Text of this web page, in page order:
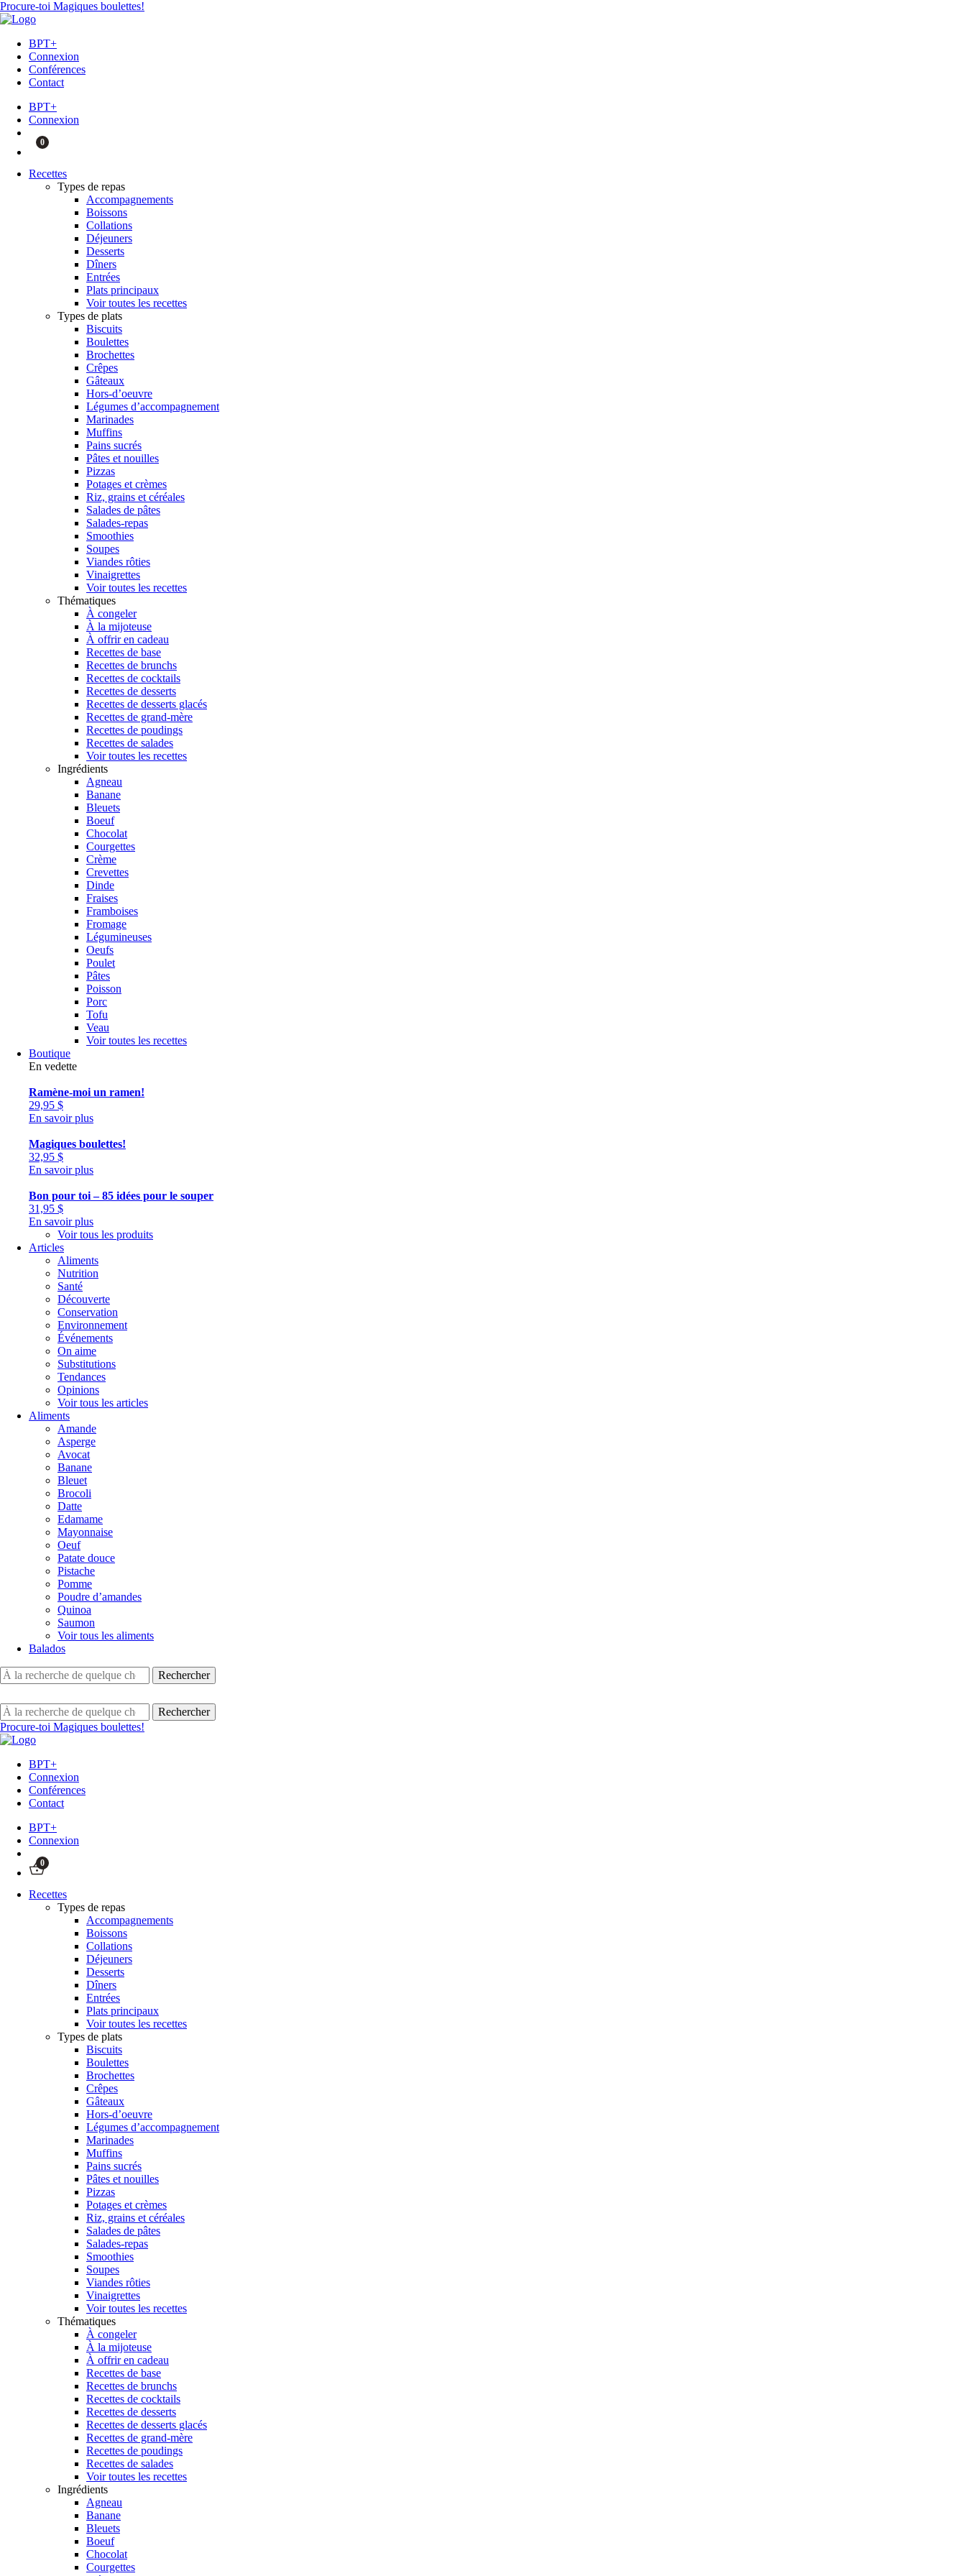
Procure-toi Magiques boulettes!
BPT+
Connexion
Conférences
Contact
BPT+
Connexion
0
Recettes
Types de repas
Accompagnements
Boissons
Collations
Déjeuners
Desserts
Dîners
Entrées
Plats principaux
Voir toutes les recettes
Types de plats
Biscuits
Boulettes
Brochettes
Crêpes
Gâteaux
Hors-d’oeuvre
Légumes d’accompagnement
Marinades
Muffins
Pains sucrés
Pâtes et nouilles
Pizzas
Potages et crèmes
Riz, grains et céréales
Salades de pâtes
Salades-repas
Smoothies
Soupes
Viandes rôties
Vinaigrettes
Voir toutes les recettes
Thématiques
À congeler
À la mijoteuse
À offrir en cadeau
Recettes de base
Recettes de brunchs
Recettes de cocktails
Recettes de desserts
Recettes de desserts glacés
Recettes de grand-mère
Recettes de poudings
Recettes de salades
Voir toutes les recettes
Ingrédients
Agneau
Banane
Bleuets
Boeuf
Chocolat
Courgettes
Crème
Crevettes
Dinde
Fraises
Framboises
Fromage
Légumineuses
Oeufs
Poulet
Pâtes
Poisson
Porc
Tofu
Veau
Voir toutes les recettes
Boutique
En vedette
Ramène-moi un ramen!
29,95 $
En savoir plus
Magiques boulettes!
32,95 $
En savoir plus
Bon pour toi – 85 idées pour le souper
31,95 $
En savoir plus
Voir tous les produits
Articles
Aliments
Nutrition
Santé
Découverte
Conservation
Environnement
Événements
On aime
Substitutions
Tendances
Opinions
Voir tous les articles
Aliments
Amande
Asperge
Avocat
Banane
Bleuet
Brocoli
Datte
Edamame
Mayonnaise
Oeuf
Patate douce
Pistache
Pomme
Poudre d’amandes
Quinoa
Saumon
Voir tous les aliments
Balados
Procure-toi Magiques boulettes!
BPT+
Connexion
Conférences
Contact
BPT+
Connexion
0
Recettes
Types de repas
Accompagnements
Boissons
Collations
Déjeuners
Desserts
Dîners
Entrées
Plats principaux
Voir toutes les recettes
Types de plats
Biscuits
Boulettes
Brochettes
Crêpes
Gâteaux
Hors-d’oeuvre
Légumes d’accompagnement
Marinades
Muffins
Pains sucrés
Pâtes et nouilles
Pizzas
Potages et crèmes
Riz, grains et céréales
Salades de pâtes
Salades-repas
Smoothies
Soupes
Viandes rôties
Vinaigrettes
Voir toutes les recettes
Thématiques
À congeler
À la mijoteuse
À offrir en cadeau
Recettes de base
Recettes de brunchs
Recettes de cocktails
Recettes de desserts
Recettes de desserts glacés
Recettes de grand-mère
Recettes de poudings
Recettes de salades
Voir toutes les recettes
Ingrédients
Agneau
Banane
Bleuets
Boeuf
Chocolat
Courgettes